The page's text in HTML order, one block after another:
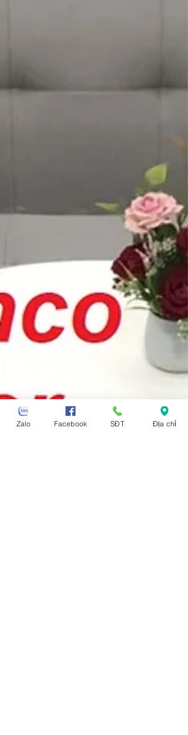
Zalo Facebook SĐT Địa chỉ